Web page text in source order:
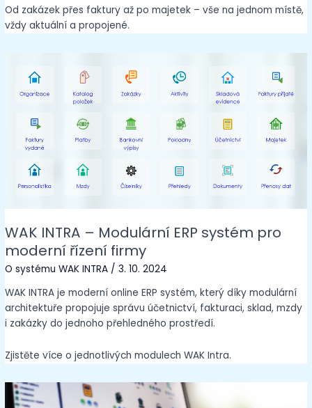
Od zakázek přes faktury až po majetek – vše na jednom místě,
vždy aktuální a propojené.
WAK INTRA – Modulární ERP systém pro
moderní řízení firmy
O systému WAK INTRA /3. 10. 2024
WAK INTRA je moderní online ERP systém, který díky modulární
architektuře propojuje správu účetnictví, fakturaci, sklad, mzdy
i zakázky do jednoho přehledného prostředí.
Zjistěte více o jednotlivých modulech WAK Intra.